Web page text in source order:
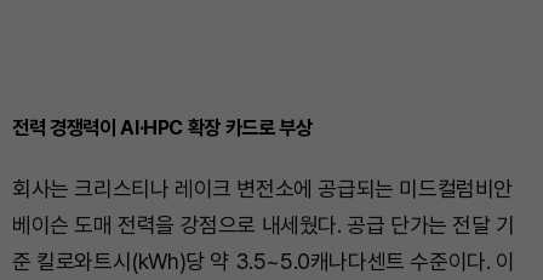
전력 경쟁력이 AI·HPC 확장 카드로 부상
회사는 크리스티나 레이크 변전소에 공급되는 미드컬럼비안
베이슨 도매 전력을 강점으로 내세웠다. 공급 단가는 전달 기
준 킬로와트시(kWh)당 약 3.5~5.0캐나다센트 수준이다. 이